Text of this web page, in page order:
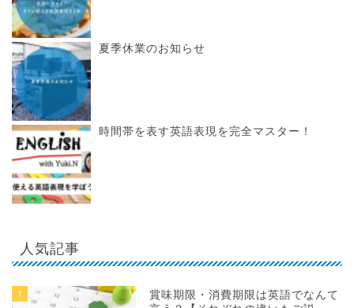
夏季休業のお知らせ
時間帯を表す英語表現を完全マスター！
人気記事
1
賞味期限・消費期限は英語でなんて